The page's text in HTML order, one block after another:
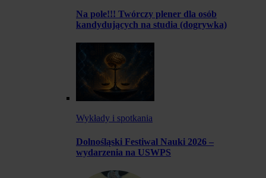
Na pole!!! Twórczy plener dla osób
kandydujących na studia (dogrywka)
Wykłady i spotkania
Dolnośląski Festiwal Nauki 2026 –
wydarzenia na USWPS